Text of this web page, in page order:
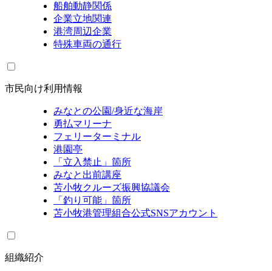
船舶動静関係
企業立地関連
港湾周辺企業
特殊車両の通行
市民向け利用情報
みなとの公園/身近な海岸
勇払マリーナ
フェリーターミナル
港園亭
「立入禁止」箇所
みなと出前講座
苫小牧クルーズ振興協議会
「釣り可能」箇所
苫小牧港管理組合公式SNSアカウント
組織紹介